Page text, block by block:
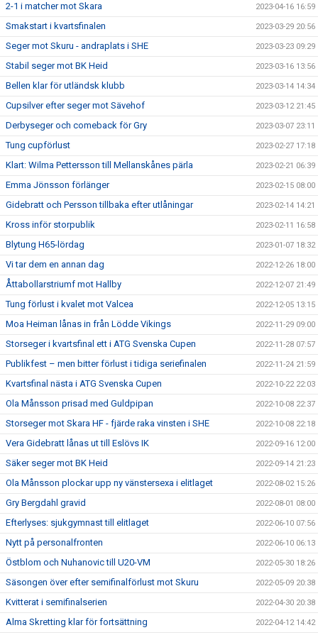
2-1 i matcher mot Skara 2023-04-16 16:59
Smakstart i kvartsfinalen 2023-03-29 20:56
Seger mot Skuru - andraplats i SHE 2023-03-23 09:29
Stabil seger mot BK Heid 2023-03-16 13:56
Bellen klar för utländsk klubb 2023-03-14 14:34
Cupsilver efter seger mot Sävehof 2023-03-12 21:45
Derbyseger och comeback för Gry 2023-03-07 23:11
Tung cupförlust 2023-02-27 17:18
Klart: Wilma Pettersson till Mellanskånes pärla 2023-02-21 06:39
Emma Jönsson förlänger 2023-02-15 08:00
Gidebratt och Persson tillbaka efter utlåningar 2023-02-14 14:21
Kross inför storpublik 2023-02-11 16:58
Blytung H65-lördag 2023-01-07 18:32
Vi tar dem en annan dag 2022-12-26 18:00
Åttabollarstriumf mot Hallby 2022-12-07 21:49
Tung förlust i kvalet mot Valcea 2022-12-05 13:15
Moa Heiman lånas in från Lödde Vikings 2022-11-29 09:00
Storseger i kvartsfinal ett i ATG Svenska Cupen 2022-11-28 07:57
Publikfest – men bitter förlust i tidiga seriefinalen 2022-11-24 21:59
Kvartsfinal nästa i ATG Svenska Cupen 2022-10-22 22:03
Ola Månsson prisad med Guldpipan 2022-10-08 22:37
Storseger mot Skara HF - fjärde raka vinsten i SHE 2022-10-08 22:18
Vera Gidebratt lånas ut till Eslövs IK 2022-09-16 12:00
Säker seger mot BK Heid 2022-09-14 21:23
Ola Månsson plockar upp ny vänstersexa i elitlaget 2022-08-02 15:26
Gry Bergdahl gravid 2022-08-01 08:00
Efterlyses: sjukgymnast till elitlaget 2022-06-10 07:56
Nytt på personalfronten 2022-06-10 06:13
Östblom och Nuhanovic till U20-VM 2022-05-30 18:26
Säsongen över efter semifinalförlust mot Skuru 2022-05-09 20:38
Kvitterat i semifinalserien 2022-04-30 20:38
Alma Skretting klar för fortsättning 2022-04-12 14:42